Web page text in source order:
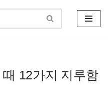
12가지 지루함